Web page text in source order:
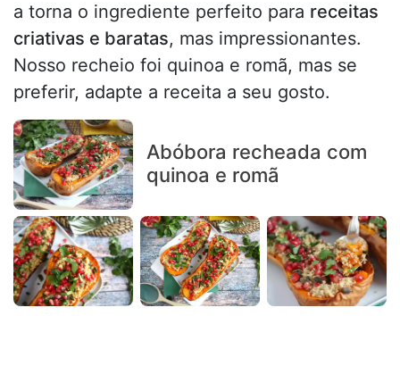
a torna o ingrediente perfeito para receitas
criativas e baratas, mas impressionantes.
Nosso recheio foi quinoa e romã, mas se
preferir, adapte a receita a seu gosto.
Abóbora recheada com
quinoa e romã